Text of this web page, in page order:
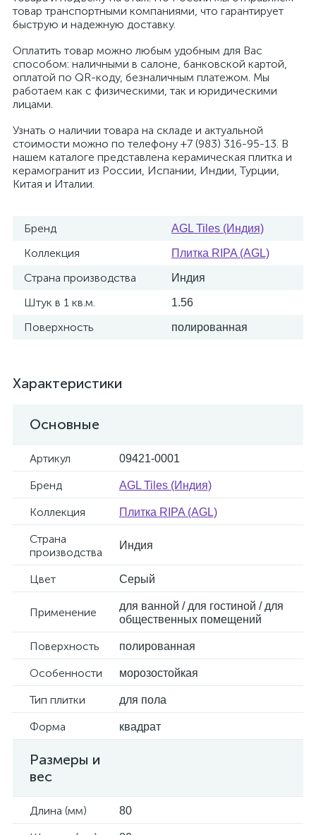
товар транспортными компаниями, что гарантирует
быструю и надежную доставку.
Оплатить товар можно любым удобным для Вас
способом: наличными в салоне, банковской картой,
оплатой по QR-коду, безналичным платежом. Мы
работаем как с физическими, так и юридическими
лицами.
Узнать о наличии товара на складе и актуальной
стоимости можно по телефону +7 (983) 316-95-13. В
нашем каталоге представлена керамическая плитка и
керамогранит из России, Испании, Индии, Турции,
Китая и Италии.
Бренд AGL Tiles (Индия)
Коллекция Плитка RIPA (AGL)
Страна производства Индия
Штук в 1 кв.м. 1.56
Поверхность полированная
Характеристики
Основные
Артикул 09421-0001
Бренд AGL Tiles (Индия)
Коллекция Плитка RIPA (AGL)
Страна
производства
Индия
Цвет Серый
Применение
для ванной / для гостиной / для
общественных помещений
Поверхность полированная
Особенности морозостойкая
Тип плитки для пола
Форма квадрат
Размеры и
вес
Длина (мм) 80